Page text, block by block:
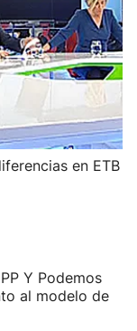
en ETB
Y Podemos
al modelo de